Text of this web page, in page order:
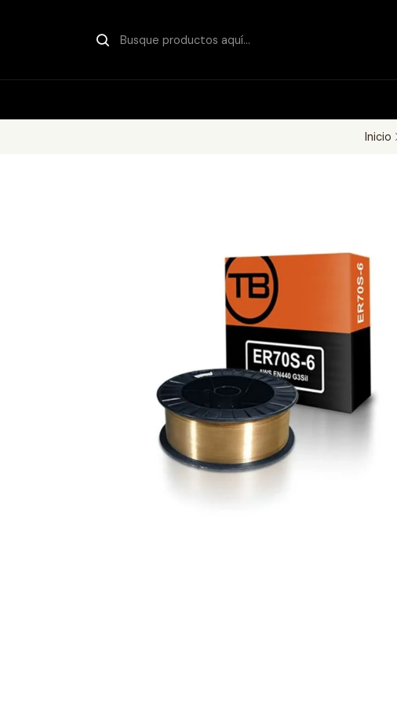
Inicio